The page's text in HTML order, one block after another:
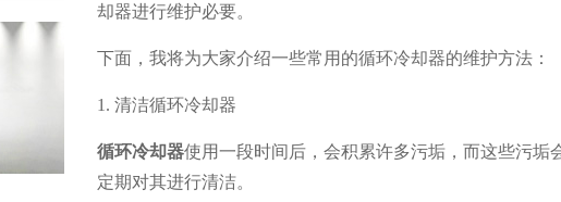
却器进行维护必要。
下面，我将为大家介绍一些常用的循环冷却器的维护方法：
1. 清洁循环冷却器
循环冷却器使用一段时间后，会积累许多污垢，而这些污
定期对其进行清洁。